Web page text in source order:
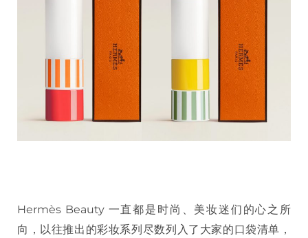
Hermès Beauty 一直都是时尚、美妆迷们的心之所
向，以往推出的彩妆系列尽数列入了大家的口袋清单，